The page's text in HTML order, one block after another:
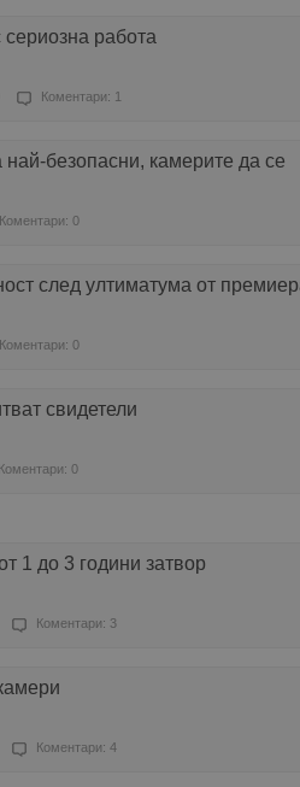
работа
Коментари: 1
безопасни, камерите да се
Коментари: 0
след ултиматума от
Коментари: 0
свидетели
Коментари: 0
1 до 3 години затвор
Коментари: 3
Коментари: 4